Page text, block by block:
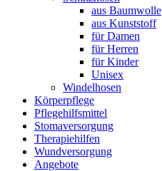
aus Baumwolle
aus Kunststoff
für Damen
für Herren
für Kinder
Unisex
Windelhosen
Körperpflege
Pflegehilfsmittel
Stomaversorgung
Therapiehilfen
Wundversorgung
Angebote